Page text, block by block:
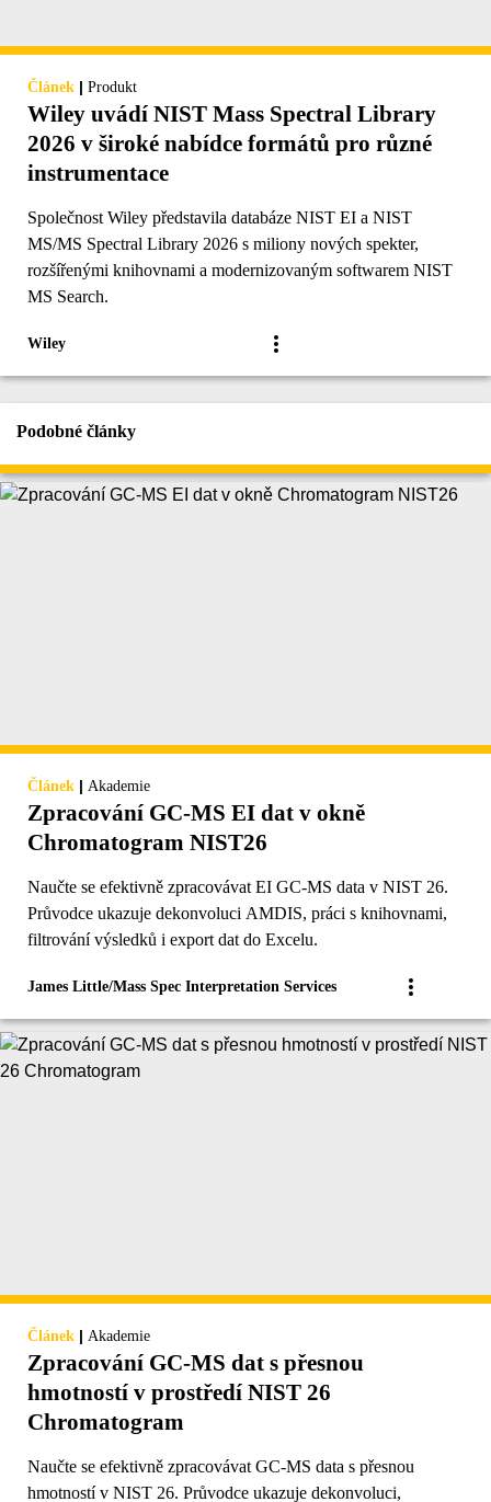
Článek | Produkt
Wiley uvádí NIST Mass Spectral Library
2026 v široké nabídce formátů pro různé
instrumentace
Společnost Wiley představila databáze NIST EI a NIST
MS/MS Spectral Library 2026 s miliony nových spekter,
rozšířenými knihovnami a modernizovaným softwarem NIST
MS Search.
Wiley
Podobné články
Článek | Akademie
Zpracování GC-MS EI dat v okně
Chromatogram NIST26
Naučte se efektivně zpracovávat EI GC-MS data v NIST 26.
Průvodce ukazuje dekonvoluci AMDIS, práci s knihovnami,
filtrování výsledků i export dat do Excelu.
James Little/Mass Spec Interpretation Services
Článek | Akademie
Zpracování GC-MS dat s přesnou
hmotností v prostředí NIST 26
Chromatogram
Naučte se efektivně zpracovávat GC-MS data s přesnou
hmotností v NIST 26. Průvodce ukazuje dekonvoluci,